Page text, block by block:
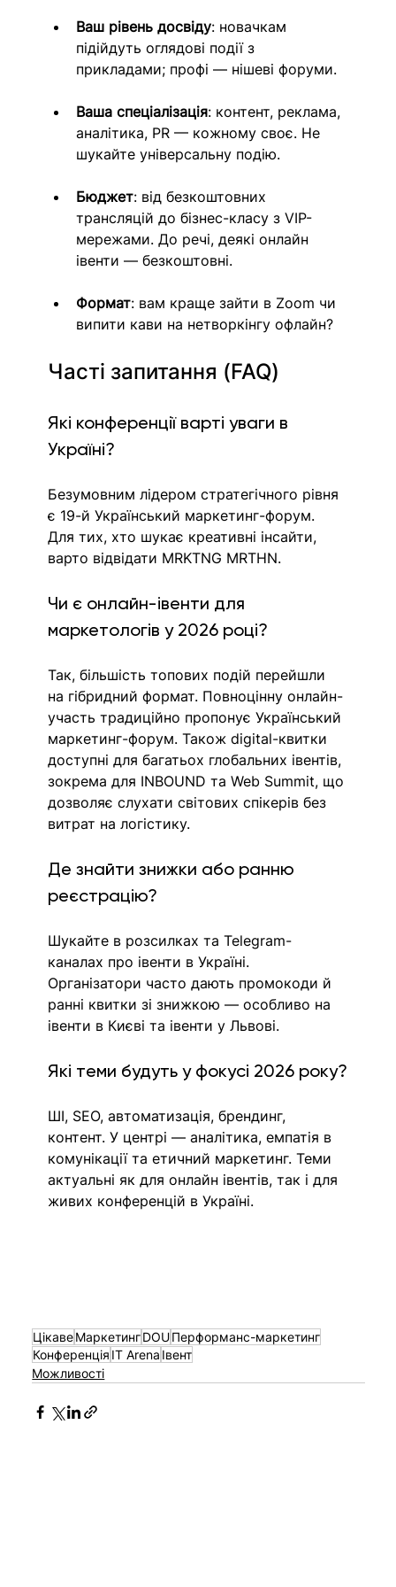
Ваш рівень досвіду: новачкам
підійдуть оглядові події з
прикладами; профі — нішеві форуми.
Ваша спеціалізація: контент, реклама,
аналітика, PR — кожному своє. Не
шукайте універсальну подію.
Бюджет: від безкоштовних
трансляцій до бізнес-класу з VIP-
мережами. До речі, деякі онлайн
івенти — безкоштовні.
Формат: вам краще зайти в Zoom чи
випити кави на нетворкінгу офлайн?
Часті запитання (FAQ)
Які конференції варті уваги в
Україні?
Безумовним лідером стратегічного рівня
є 19-й Український маркетинг-форум.
Для тих, хто шукає креативні інсайти,
варто відвідати MRKTNG MRTHN.
Чи є онлайн-івенти для
маркетологів у 2026 році?
Так, більшість топових подій перейшли
на гібридний формат. Повноцінну онлайн-
участь традиційно пропонує Український
маркетинг-форум. Також digital-квитки
доступні для багатьох глобальних івентів,
зокрема для INBOUND та Web Summit, що
дозволяє слухати світових спікерів без
витрат на логістику.
Де знайти знижки або ранню
реєстрацію?
Шукайте в розсилках та Telegram-
каналах про івенти в Україні.
Організатори часто дають промокоди й
ранні квитки зі знижкою — особливо на
івенти в Києві та івенти у Львові.
Які теми будуть у фокусі 2026 року?
ШI, SEO, автоматизація, брендинг,
контент. У центрі — аналітика, емпатія в
комунікації та етичний маркетинг. Теми
актуальні як для онлайн івентів, так і для
живих конференцій в Україні.
ЦікавеМаркетингDOUПерформанс-маркетинг
Конференція IT Arena Івент
Можливості